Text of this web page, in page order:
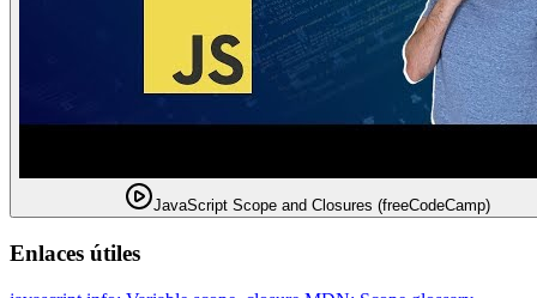
JavaScript Scope and Closures (freeCodeCamp)
Enlaces útiles